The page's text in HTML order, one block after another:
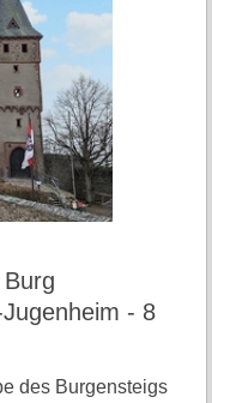
- 8
des Burgensteigs